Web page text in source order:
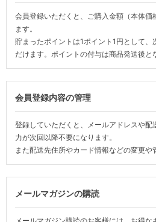
会員登録いただくと、ご購入金額（本体価
ます。
貯まったポイントは1ポイント1円として
だけます。ポイントの付与は商品発送後と
会員登録内容の管理
登録していただくと、メールアドレスや配
力が次回以降不要になります。
また配送先住所やカード情報などの変更や
メールマガジンの購読